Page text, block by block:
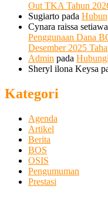
Out TKA Tahun
Sugiarto pada
Cynara raissa
Penggunaan Dana
Desember 2025
Admin pada
Sheryl ilona Keysa
Kategori
Agenda
Artikel
Berita
BOS
OSIS
Pengumuman
Prestasi